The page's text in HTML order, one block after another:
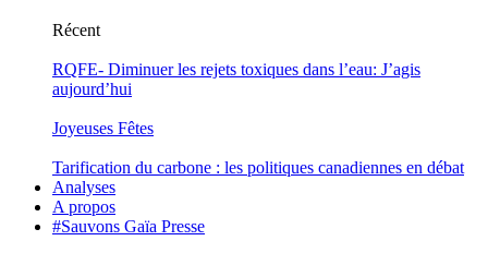
Récent
RQFE- Diminuer les rejets toxiques dans l’eau: J’agis
aujourd’hui
Joyeuses Fêtes
Tarification du carbone : les politiques canadiennes en débat
Analyses
A propos
#Sauvons Gaïa Presse